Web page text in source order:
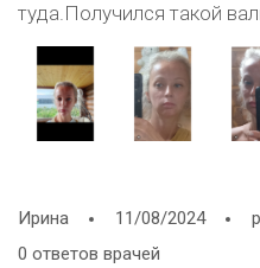
туда.Получился такой
рассасывали
знаю.Маляр притянул
лангидазы,последние-что
Ирина 11/08/2024
0 ответов врачей